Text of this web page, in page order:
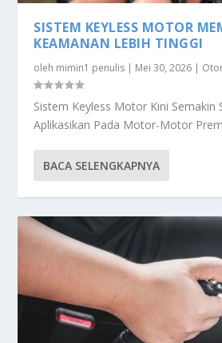
SISTEM KEYLESS MOTOR
KEAMANAN LEBIH TINGGI
oleh mimin1 penulis | Mei 30, 2026 |
Sistem Keyless Motor Kini Semakin
Aplikasikan Pada Motor-Motor
BACA SELENGKAPNYA